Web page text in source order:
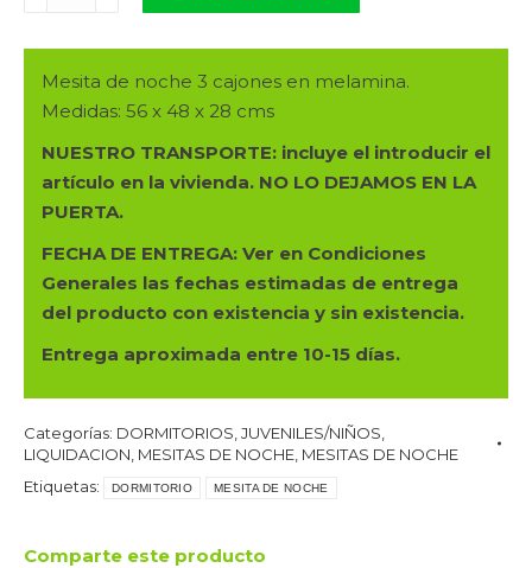
CAJONES
EN
CAMBRIA
cantidad
Mesita de noche 3 cajones en melamina.
Medidas: 56 x 48 x 28 cms
NUESTRO TRANSPORTE: incluye el introducir el
artículo en la vivienda. NO LO DEJAMOS EN LA
PUERTA.
FECHA DE ENTREGA: Ver en Condiciones
Generales las fechas estimadas de entrega
del producto con existencia y sin existencia.
Entrega aproximada entre 10-15 días.
Categorías: DORMITORIOS JUVENILES/NIÑOS
LIQUIDACION MESITAS DE NOCHE MESITAS DE NOCHE
Etiquetas:
DORMITORIO MESITA DE NOCHE
Comparte este producto